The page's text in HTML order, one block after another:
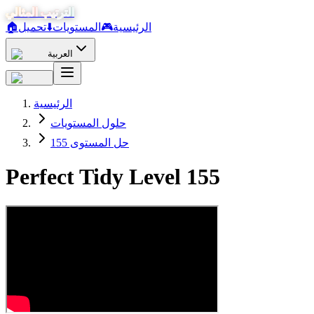
الترتيب المثالي
🏠
الرئيسية🎮 المستويات⬇️تحميل
العربية
الرئيسية
حلول المستويات
حل المستوى 155
Perfect Tidy Level 155